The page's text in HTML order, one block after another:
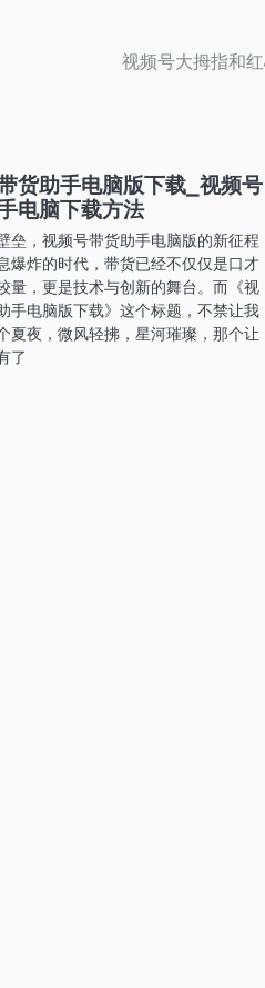
视频号大拇指和
货助手电脑版下载_视频号
电脑下载方法
垒，视频号带货助手电脑版的新征程
爆炸的时代，带货已经不仅仅是口才
量，更是技术与创新的舞台。而《视
手电脑版下载》这个标题，不禁让我
夏夜，微风轻拂，星河璀璨，那个让
了